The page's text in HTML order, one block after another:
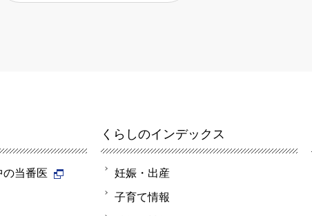
当番医
くらしのインデックス
妊娠・出産
子育て情報